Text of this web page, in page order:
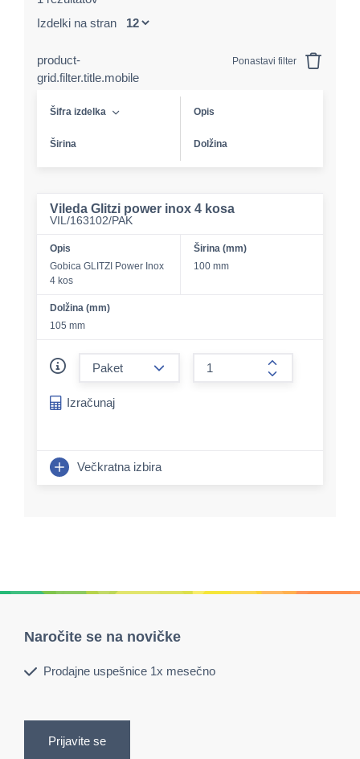
Izdelki na stran
product-
grid.filter.title.mobile
Ponastavi filter
Šifra izdelka Opis
Širina Dolžina
Vileda Glitzi power inox 4 kosa
VIL/163102/PAK
Opis
Gobica GLITZI Power Inox
4 kos
Širina (mm)
100 mm
Dolžina (mm)
105 mm
form.increase-
Izračunaj
Večkratna izbira
Naročite se na novičke
Prodajne uspešnice 1x mesečno
Prijavite se